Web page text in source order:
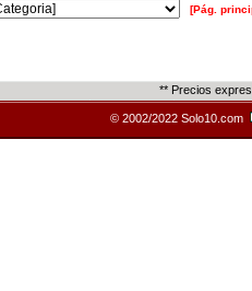
[Pág.
** Precios
© 2002/2022 Solo10.com